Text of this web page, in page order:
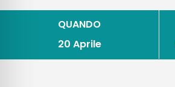
QUANDO
20 Aprile